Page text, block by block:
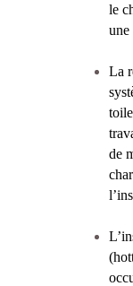
le
une
La
de